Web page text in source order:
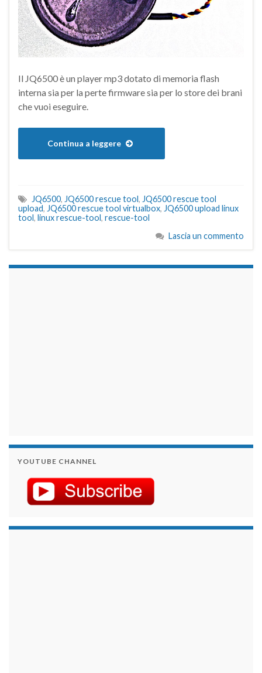
Il JQ6500 è un player mp3 dotato di memoria flash
interna sia per la perte firmware sia per lo store dei brani
che vuoi eseguire.
Continua a leggere
JQ6500, JQ6500 rescue tool, JQ6500 rescue tool
upload, JQ6500 rescue tool virtualbox, JQ6500 upload linux
tool, linux rescue-tool, rescue-tool
Lascia un commento
YOUTUBE CHANNEL